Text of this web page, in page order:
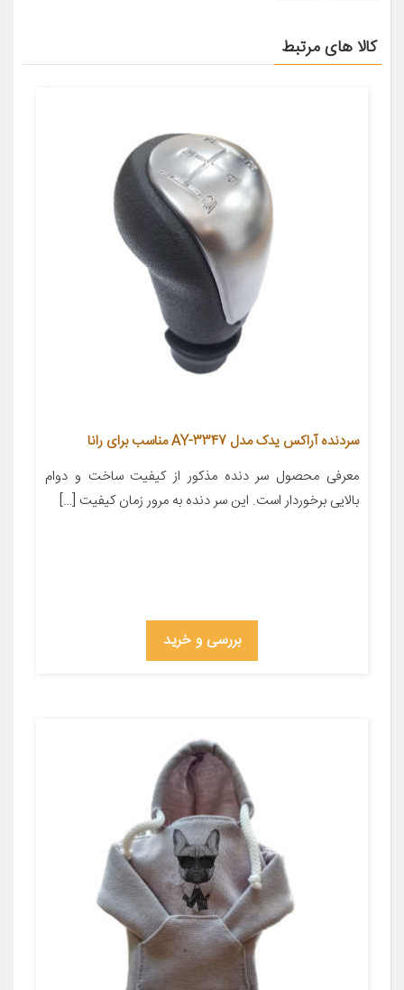
کالا های مرتبط
سردنده آراکس یدک مدل AY-3347 مناسب برای رانا
معرفی محصول سر دنده مذکور از کیفیت ساخت و دوام
بالایی برخوردار است. این سر دنده به مرور زمان کیفیت […]
بررسی و خرید